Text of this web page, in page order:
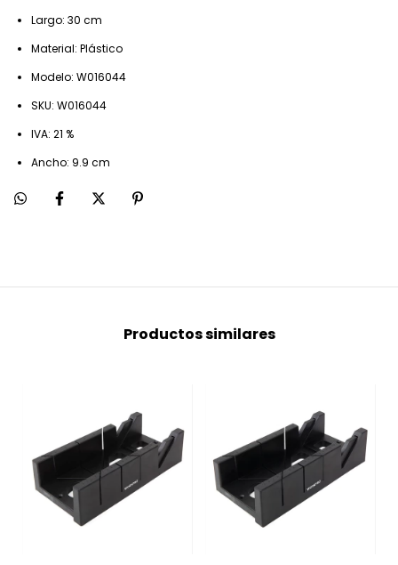
Largo: 30 cm
Material: Plástico
Modelo: W016044
SKU: W016044
IVA: 21 %
Ancho: 9.9 cm
Productos similares